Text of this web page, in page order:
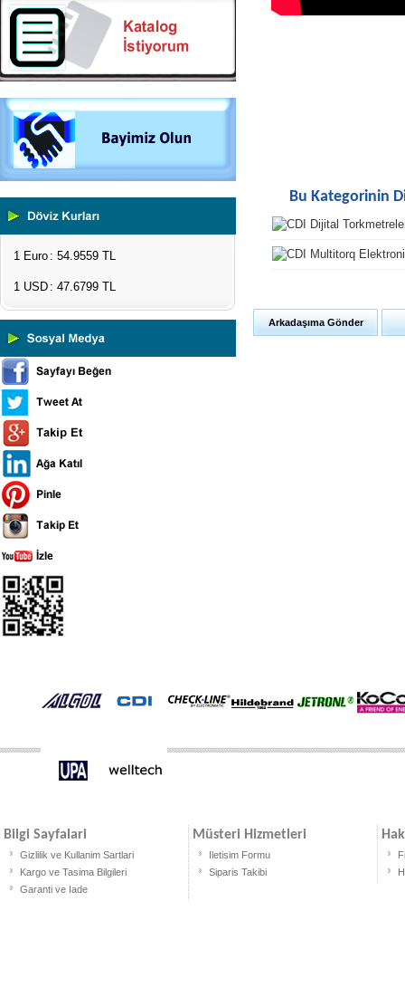
Ölçüm Cihazları
Kaplama Kalınlığı Ölçüm
Cihazları
Ultrasonik Kalınlık Ölçüm
Cihazları
Yüzey Pürüzlülük Ölçüm
Cihazları
Vİbrasyon Test Cihazları
Tork Ölçerler-Kuvvet Ölçerler
Mikroskoplar
Numune Hazırlama Cihazları
Profil Projektörler
Video Ölçüm Sistemleri
Beton Test Cihazları
Plastik Test Cihazları
Boya Kontrol Test Cihazları
El Tipi Ölçüm Cihazları
1 Euro : 54.9559 TL
1 USD : 47.6799 TL
Bu Kategorinin
Arkadaşıma Gönder
Bilgi Sayfalari
Gizlilik ve Kullanim Sartlari
Kargo ve Tasima Bilgileri
Garanti ve Iade
Müsteri Hizmetleri
Iletisim Formu
Siparis Takibi